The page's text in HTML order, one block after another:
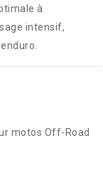
à
intensif,
motos Off-Road